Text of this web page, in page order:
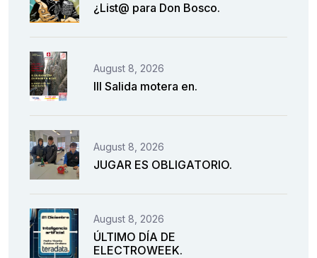
¿List@ para Don Bosco.
August 8, 2026
III Salida motera en.
August 8, 2026
JUGAR ES OBLIGATORIO.
August 8, 2026
ÚLTIMO DÍA DE
ELECTROWEEK.